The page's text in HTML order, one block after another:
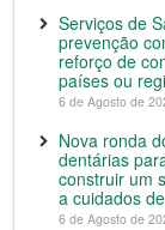
Serviços de
prevenção
reforço de
países ou
6 de Agosto de
Nova ronda
dentárias
construir um
a cuidados
6 de Agosto de